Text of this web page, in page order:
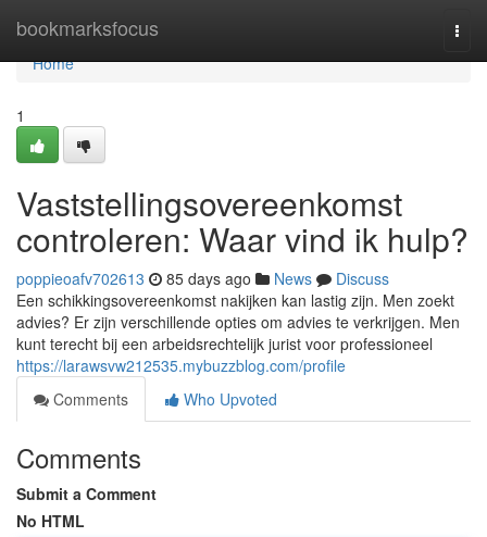
bookmarksfocus
Home
Home
1
Vaststellingsovereenkomst
controleren: Waar vind ik hulp?
poppieoafv702613 85 days ago News
Discuss
Een schikkingsovereenkomst nakijken kan lastig zijn. Men zoekt
advies? Er zijn verschillende opties om advies te verkrijgen. Men
kunt terecht bij een arbeidsrechtelijk jurist voor professioneel
https://larawsvw212535.mybuzzblog.com/profile
Comments
Who Upvoted
Comments
Submit a Comment
No HTML